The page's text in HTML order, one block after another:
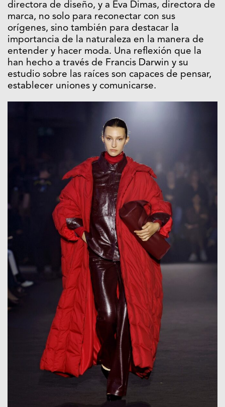
directora de diseño, y a Eva Dimas, directora de
marca, no solo para reconectar con sus
orígenes, sino también para destacar la
importancia de la naturaleza en la manera de
entender y hacer moda. Una reflexión que la
han hecho a través de Francis Darwin y su
estudio sobre las raíces son capaces de pensar,
establecer uniones y comunicarse.